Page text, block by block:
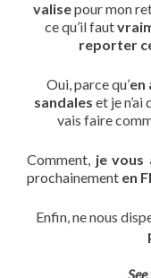
valisepour mon
ce qu’il faut
reporter
Oui, parce qu’en
sandales et je n’ai
vais faire
Comment, je vous
prochainement en
Enfin, ne nous